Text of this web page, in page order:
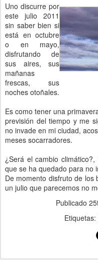
Uno discurre por
este julio 2011
sin saber bien si
está en octubre
o en mayo,
disfrutando de
sus aires, sus
mañanas
frescas, sus
noches otoñales.
Es como tener una
previsión del tiempo y me
no invade en mi ciudad,
meses socarradores.
¿Será el cambio
que se ha quedado para no
De momento disfruto de los
un julio que parecemos no
Publicado
Etiquetas: